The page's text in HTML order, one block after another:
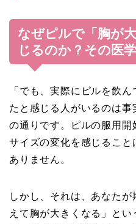
なぜピルで「胸が
じるのか？その医
「でも、実際にピルを飲
たと感じる人がいるのは
の通りです。ピルの服用
サイズの変化を感じること
ありません。
しかし、それは、あなた
えて胸が大きくなる」と